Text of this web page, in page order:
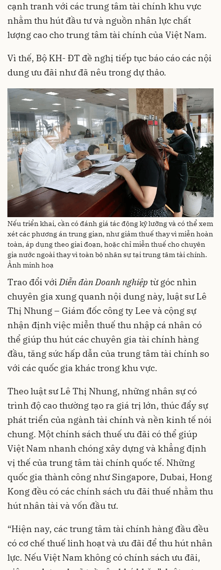
cạnh tranh với các trung tâm tài chính khu vực
nhằm thu hút đầu tư và nguồn nhân lực chất
lượng cao cho trung tâm tài chính của Việt Nam.
Vì thế, Bộ KH- ĐT đề nghị tiếp tục báo cáo các nội
dung ưu đãi như đã nêu trong dự thảo.
Nếu triển khai, cần có đánh giá tác động kỹ lưỡng và có thể xem
xét các phương án trung gian, như giảm thuế thay vì miễn hoàn
toàn, áp dụng theo giai đoạn, hoặc chỉ miễn thuế cho chuyên
gia nước ngoài thay vì toàn bộ nhân sự tại trung tâm tài chính.
Ảnh minh hoạ
Trao đổi vớiDiễn đàn Doanh nghiệp từ góc nhìn
chuyên gia xung quanh nội dung này, luật sư Lê
Thị Nhung – Giám đốc công ty Lee và cộng sự
nhận định việc miễn thuế thu nhập cá nhân có
thể giúp thu hút các chuyên gia tài chính hàng
đầu, tăng sức hấp dẫn của trung tâm tài chính so
với các quốc gia khác trong khu vực.
Theo luật sư Lê Thị Nhung, những nhân sự có
trình độ cao thường tạo ra giá trị lớn, thúc đẩy sự
phát triển của ngành tài chính và nền kinh tế nói
chung. Một chính sách thuế ưu đãi có thể giúp
Việt Nam nhanh chóng xây dựng và khẳng định
vị thế của trung tâm tài chính quốc tế. Những
quốc gia thành công như Singapore, Dubai, Hong
Kong đều có các chính sách ưu đãi thuế nhằm thu
hút nhân tài và vốn đầu tư.
“Hiện nay, các trung tâm tài chính hàng đầu đều
có cơ chế thuế linh hoạt và ưu đãi để thu hút nhân
lực. Nếu Việt Nam không có chính sách ưu đãi,